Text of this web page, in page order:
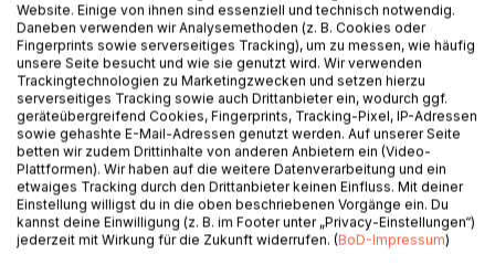
Gesellschaften. Es untersucht die Rolle von Institutionen,
Verfahren, Öffentlichkeit und Führung für Stabilität und
Vertrauen und betrachtet Demokratie nicht als reine
Mehrheitsentscheidung, sondern als komplexe Form des
Zusammenlebens.
Das Buch verbindet soziale und politische Philosophie mit
ordnungsethischen Grundfragen. Es verzichtet bewusst auf
parteipolitische Positionierung, Ideologiekritik oder
aktivistische Zuspitzung und legt den Fokus auf langfristige
Maßstäbe: Würde, Verantwortung, Machtbegrenzung,
Website. Einige von ihnen sind essenziell und technisch notwendig.
Daneben verwenden wir Analysemethoden (z. B. Cookies oder
Fingerprints sowie serverseitiges Tracking), um zu messen, wie häufig
unsere Seite besucht und wie sie genutzt wird. Wir verwenden
Trackingtechnologien zu Marketingzwecken und setzen hierzu
serverseitiges Tracking sowie auch Drittanbieter ein, wodurch ggf.
geräteübergreifend Cookies, Fingerprints, Tracking-Pixel, IP-Adressen
sowie gehashte E-Mail-Adressen genutzt werden. Auf unserer Seite
betten wir zudem Drittinhalte von anderen Anbietern ein (Video-
Plattformen). Wir haben auf die weitere Datenverarbeitung und ein
etwaiges Tracking durch den Drittanbieter keinen Einfluss. Mit deiner
Einstellung willigst du in die oben beschriebenen Vorgänge ein. Du
kannst deine Einwilligung (z. B. im Footer unter „Privacy-Einstellungen“)
jederzeit mit Wirkung für die Zukunft widerrufen. (BoD-Impressum)